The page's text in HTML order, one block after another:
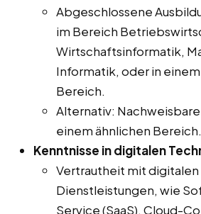
Abgeschlossene
im Bereich
Wirtschaftsinformatik,
Informatik, oder in
Bereich.
Alternativ:
einem ähnlichen Bereich.
Kenntnisse in digitalen
Vertrautheit mit
Dienstleistungen, wie
Service (SaaS), Cloud-